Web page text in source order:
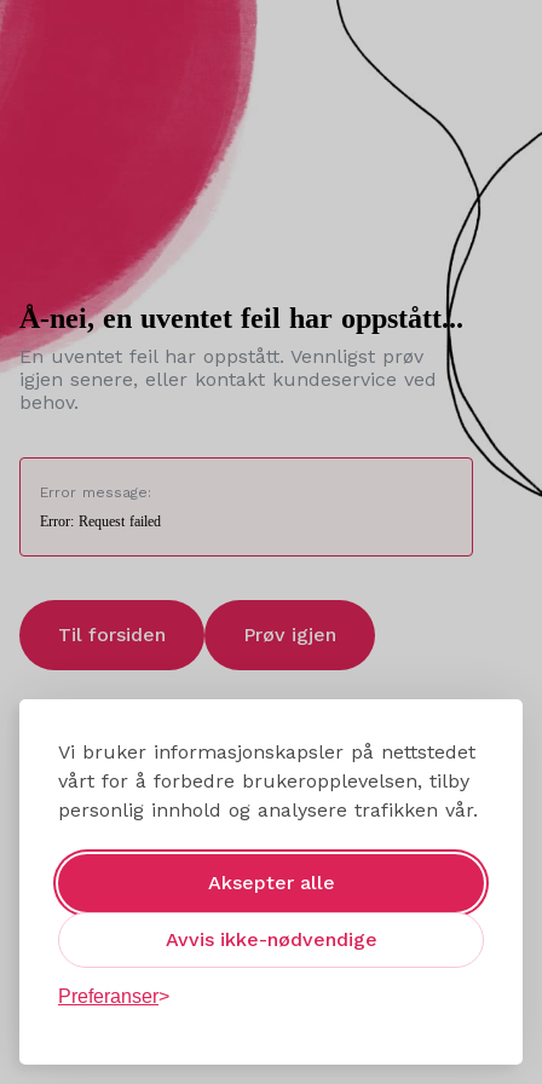
Vi bruker informasjonskapsler på nettstedet
vårt for å forbedre brukeropplevelsen, tilby
personlig innhold og analysere trafikken vår.
Aksepter alle
Avvis ikke-nødvendige
Preferanser
Å-nei, en uventet feil har oppstått...
En uventet feil har oppstått. Vennligst prøv
igjen senere, eller kontakt kundeservice ved
behov.
Error message:
Error: Request failed
Til forsiden Prøv igjen